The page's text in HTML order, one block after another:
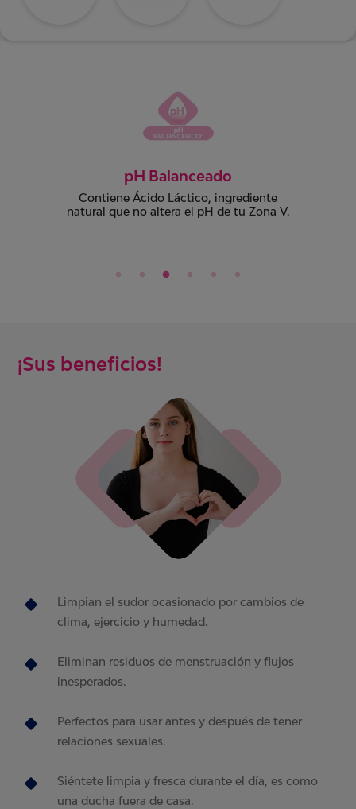
Control olor
Úsalo diariamente para tu higiene íntima
y ayudar a controlar olores de la Zona V.
¡Sus beneficios!
Limpian el sudor ocasionado por cambios de
clima, ejercicio y humedad.
Eliminan residuos de menstruación y flujos
inesperados.
Perfectos para usar antes y después de tener
relaciones sexuales.
Siéntete limpia y fresca durante el día, es como
una ducha fuera de casa.